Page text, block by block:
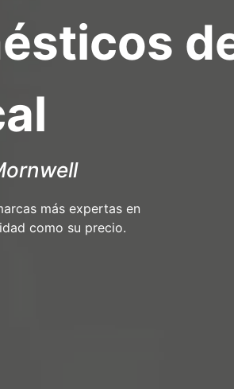
más expertas en
como su precio.